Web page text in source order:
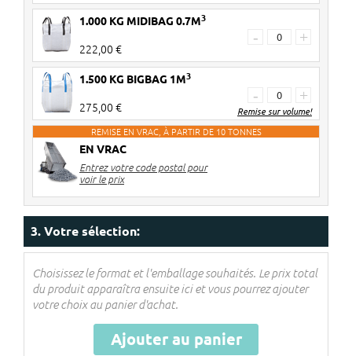
1.000 KG MIDIBAG 0.7M3
222,00 €
- +
1.500 KG BIGBAG 1M3
275,00 €
- +
Remise sur volume!
2 pièces
3-4 pièces € 10 de réduction par big bag
5> pièces
Les réductions seront réglées dans le
REMISE EN VRAC, À PARTIR DE 10 TONNES
EN VRAC
Entrez votre code postal pour
voir le prix
3. Votre sélection:
Choisissez le format et l'emballage souhaités. Le prix total
du produit apparaîtra ensuite ici et vous pourrez ajouter
votre choix au panier d'achat.
Ajouter au panier